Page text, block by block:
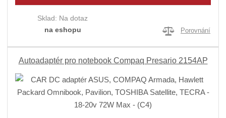
Sklad: Na dotaz
na eshopu
Porovnání
Autoadaptér pro notebook Compaq Presario 2154AP